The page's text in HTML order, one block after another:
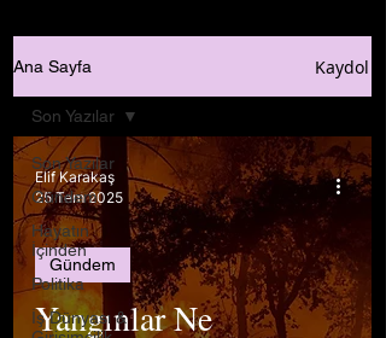
Ana Sayfa Kaydol
Son Yazılar
Gündem
Hayatın
İçinden
Politika
İş Dünyası &
Son Yazılar
Yangınlar Ne
Gündem
Elif Karakaş
25 Tem 2025